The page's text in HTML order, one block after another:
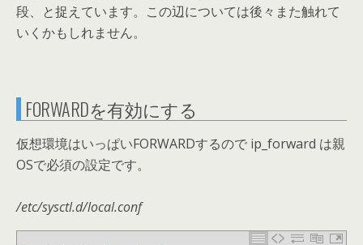
段、と捉えています。この辺については後々また触れて
いくかもしれません。
FORWARDを有効にする
仮想環境はいっぱいFORWARDするので ip_forward は親
OSで必須の設定です。
/etc/sysctl.d/local.conf